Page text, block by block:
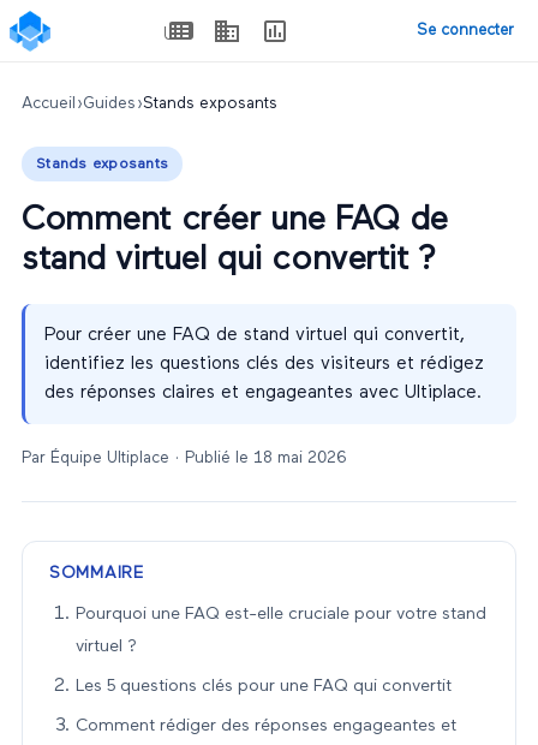
Se connecter
Accueil ›Guides ›Stands exposants
Stands exposants
Comment créer une FAQ de
stand virtuel qui convertit ?
Pour créer une FAQ de stand virtuel qui convertit,
identifiez les questions clés des visiteurs et rédigez
des réponses claires et engageantes avec Ultiplace.
Par Équipe Ultiplace · Publié le 18 mai 2026
SOMMAIRE
Pourquoi une FAQ est-elle cruciale pour votre stand
virtuel ?
Les 5 questions clés pour une FAQ qui convertit
Comment rédiger des réponses engageantes et